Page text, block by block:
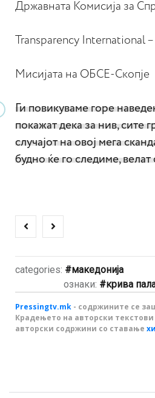
Државната Комисија за
Transparency International
Мисијата на ОБСЕ-Скопје
Ги повикуваме горе
покажат дека за нив, сите
случајот на овој мега
будно ќе го следиме,
categories:
македонија
ознаки:
крива
Pressingtv.mk - содржините се
Крадењето на авторски
авторски содржини со ставање